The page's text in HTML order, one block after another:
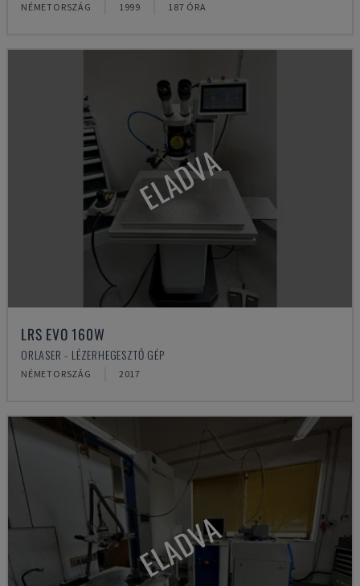
NÉMETORSZÁG 1999 187 ÓRA
ELADVA
LRS EVO 160W
ORLASER - LÉZERHEGESZTŐ GÉP
NÉMETORSZÁG 2017
ELADVA